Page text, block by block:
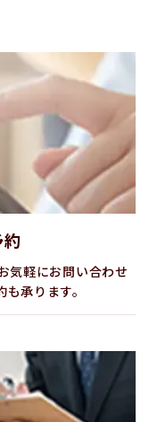
気軽にお問い合わせ
承ります。